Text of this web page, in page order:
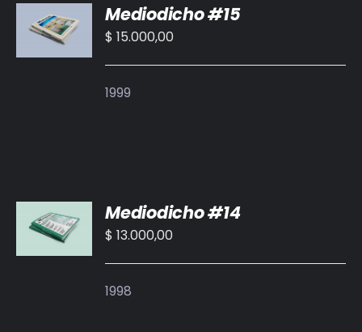
AL
CARRITO
/
Mediodicho #15
$ 15.000,00
1999
AL
CARRITO
/
Mediodicho #14
$ 13.000,00
1998